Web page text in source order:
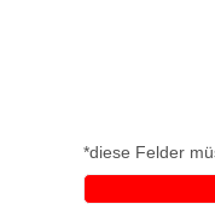
*diese Felder